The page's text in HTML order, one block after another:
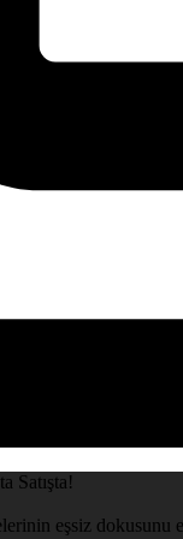
Satışta!
eşsiz dokusunu